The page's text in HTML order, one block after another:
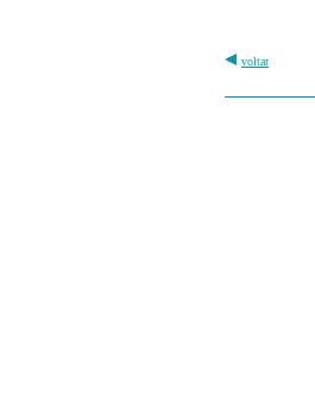
voltar